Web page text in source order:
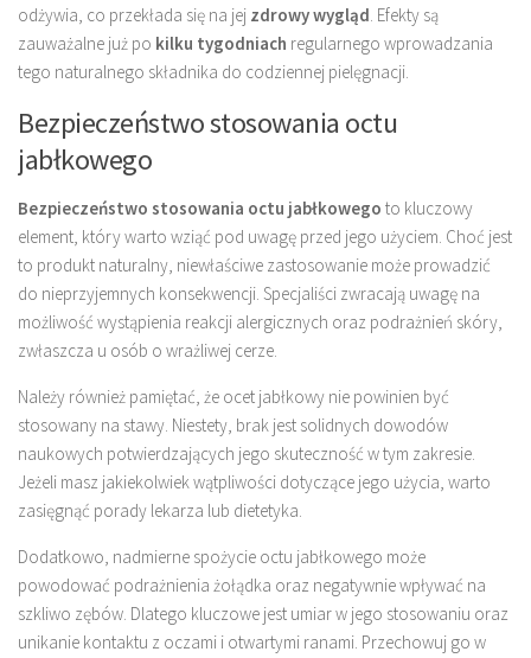
odżywia, co przekłada się na jej zdrowy wygląd. Efekty są
zauważalne już po kilku tygodniach regularnego wprowadzania
tego naturalnego składnika do codziennej pielęgnacji.
Bezpieczeństwo stosowania octu
jabłkowego
Bezpieczeństwo stosowania octu jabłkowego to kluczowy
element, który warto wziąć pod uwagę przed jego użyciem. Choć jest
to produkt naturalny, niewłaściwe zastosowanie może prowadzić
do nieprzyjemnych konsekwencji. Specjaliści zwracają uwagę na
możliwość wystąpienia reakcji alergicznych oraz podrażnień skóry,
zwłaszcza u osób o wrażliwej cerze.
Należy również pamiętać, że ocet jabłkowy nie powinien być
stosowany na stawy. Niestety, brak jest solidnych dowodów
naukowych potwierdzających jego skuteczność w tym zakresie.
Jeżeli masz jakiekolwiek wątpliwości dotyczące jego użycia, warto
zasięgnąć porady lekarza lub dietetyka.
Dodatkowo, nadmierne spożycie octu jabłkowego może
powodować podrażnienia żołądka oraz negatywnie wpływać na
szkliwo zębów. Dlatego kluczowe jest umiar w jego stosowaniu oraz
unikanie kontaktu z oczami i otwartymi ranami. Przechowuj go w